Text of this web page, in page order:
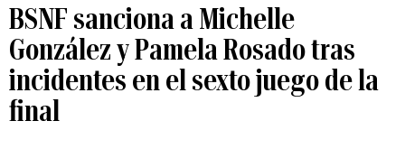
BSNF sanciona a Michelle
González y Pamela Rosado tras
incidentes en el sexto juego de la
final